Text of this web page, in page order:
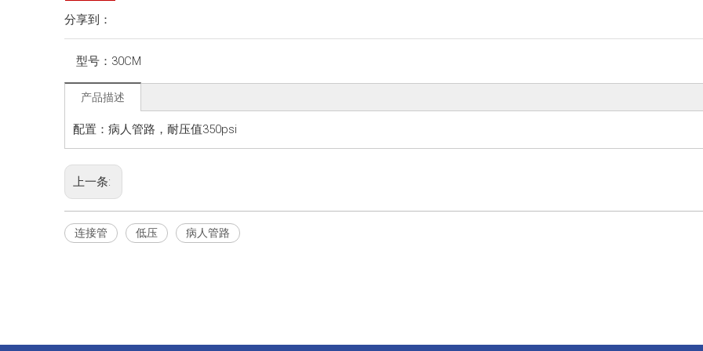
分享到：
型号： 30CM
产品描述
配置：病人管路，耐压值350psi
上一条:
连接管 低压 病人管路